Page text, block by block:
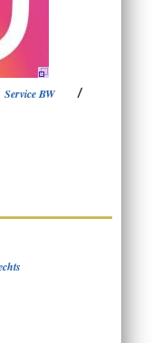
Service BW /